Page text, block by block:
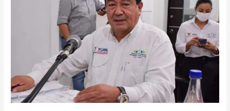
gerente
de
la